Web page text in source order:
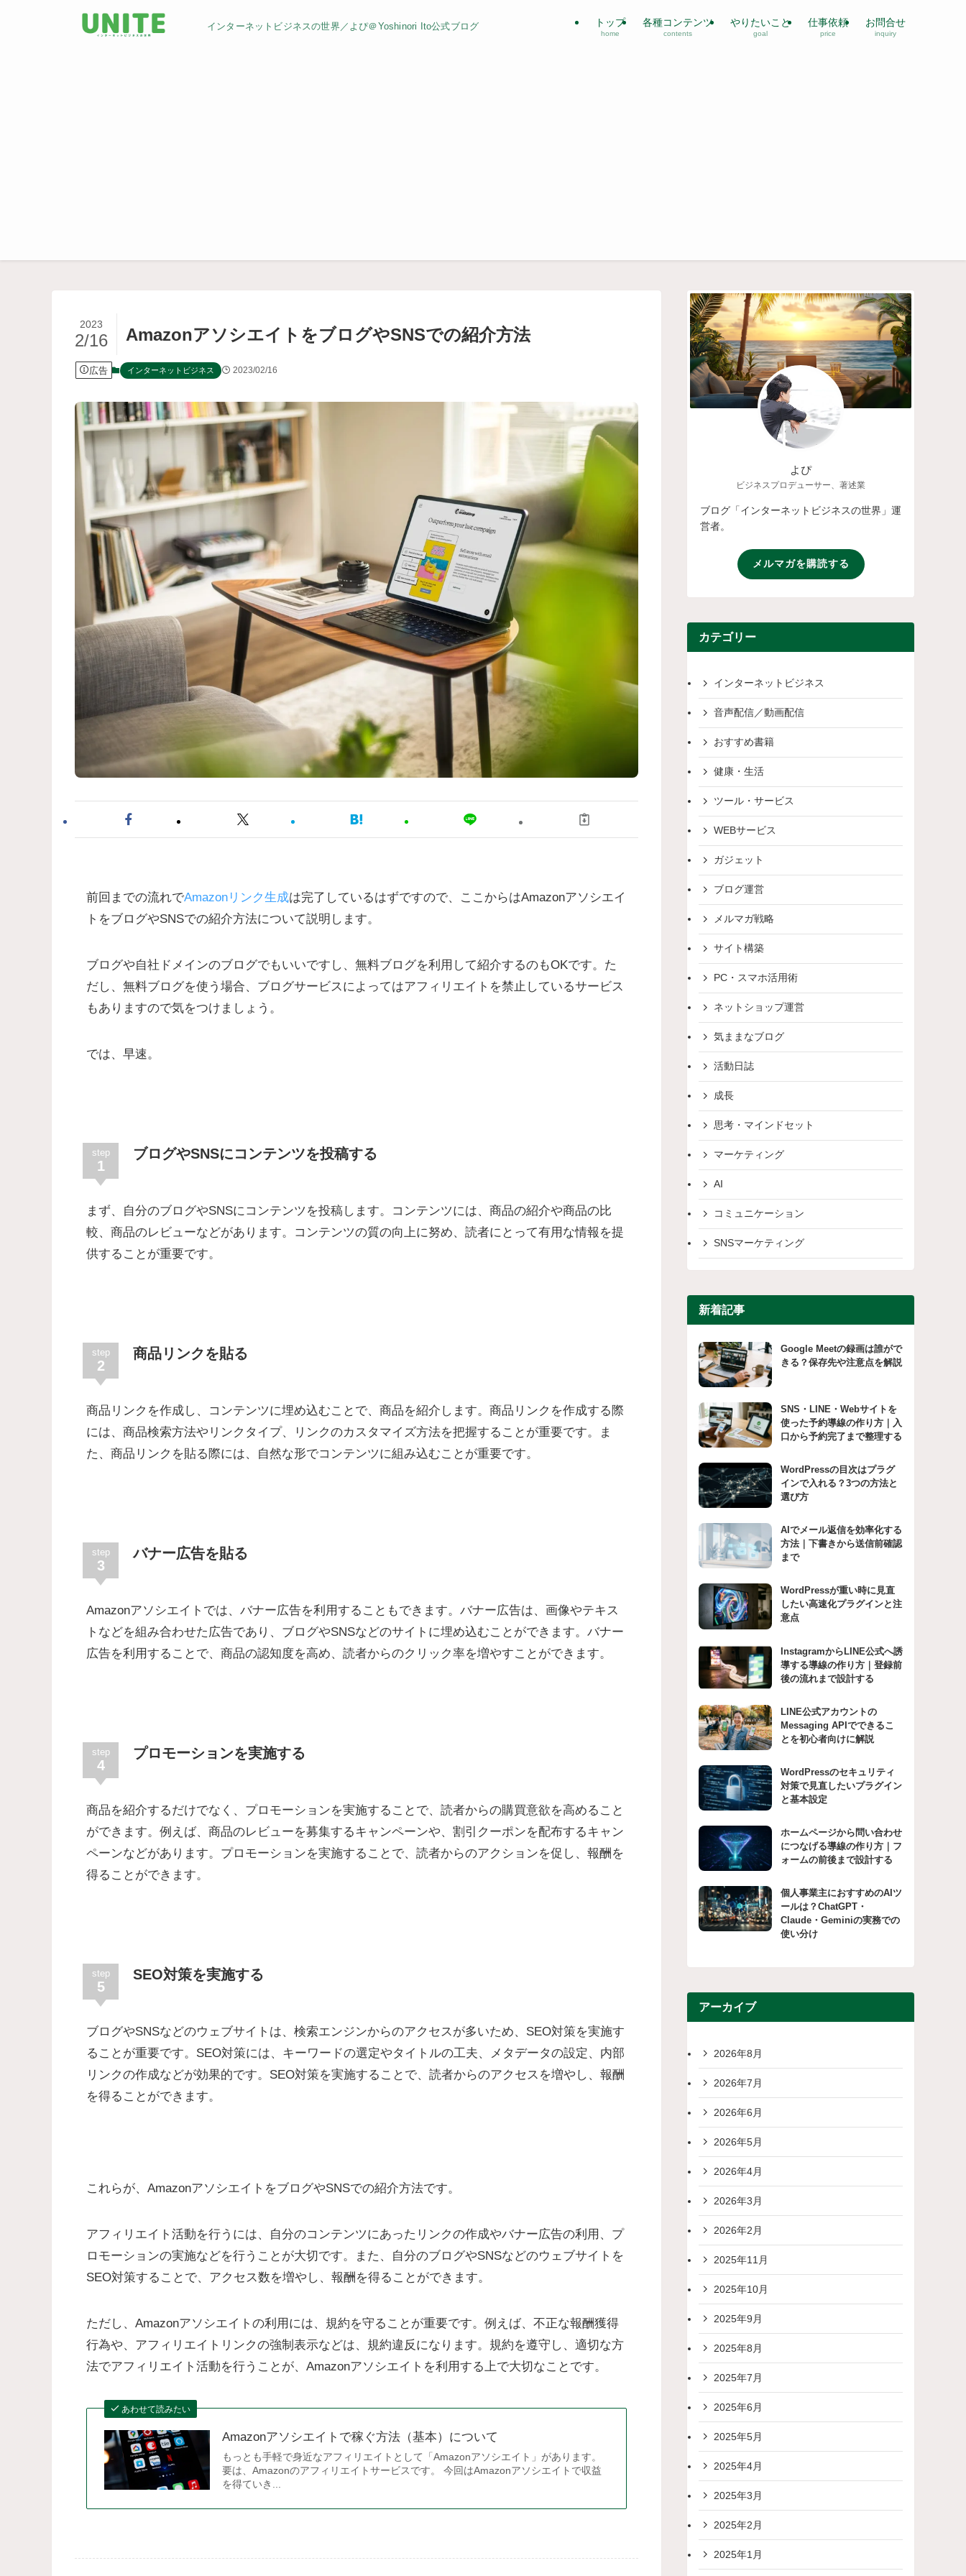
インターネットビジネスの世界／よぴ＠Yoshinori Ito公式ブログ トップ
home
各種コンテンツ
contents
やりたいこと
goal
仕事依頼
price
お問合せ
inquiry
AmazonアソシエイトをブログやSNSでの紹介方法
2023
2/16
広告 インターネットビジネス 2023/02/16
前回までの流れでAmazonリンク生成は完了しているはずですので、ここからはAmazonアソシエイ
トをブログやSNSでの紹介方法について説明します。
ブログや自社ドメインのブログでもいいですし、無料ブログを利用して紹介するのもOKです。た
だし、無料ブログを使う場合、ブログサービスによってはアフィリエイトを禁止しているサービス
もありますので気をつけましょう。
では、早速。
step
1
ブログやSNSにコンテンツを投稿する
まず、自分のブログやSNSにコンテンツを投稿します。コンテンツには、商品の紹介や商品の比
較、商品のレビューなどがあります。コンテンツの質の向上に努め、読者にとって有用な情報を提
供することが重要です。
step
2
商品リンクを貼る
商品リンクを作成し、コンテンツに埋め込むことで、商品を紹介します。商品リンクを作成する際
には、商品検索方法やリンクタイプ、リンクのカスタマイズ方法を把握することが重要です。ま
た、商品リンクを貼る際には、自然な形でコンテンツに組み込むことが重要です。
step
3
バナー広告を貼る
Amazonアソシエイトでは、バナー広告を利用することもできます。バナー広告は、画像やテキス
トなどを組み合わせた広告であり、ブログやSNSなどのサイトに埋め込むことができます。バナー
広告を利用することで、商品の認知度を高め、読者からのクリック率を増やすことができます。
step
4
プロモーションを実施する
商品を紹介するだけでなく、プロモーションを実施することで、読者からの購買意欲を高めること
ができます。例えば、商品のレビューを募集するキャンペーンや、割引クーポンを配布するキャン
ペーンなどがあります。プロモーションを実施することで、読者からのアクションを促し、報酬を
得ることができます。
step
5
SEO対策を実施する
ブログやSNSなどのウェブサイトは、検索エンジンからのアクセスが多いため、SEO対策を実施す
ることが重要です。SEO対策には、キーワードの選定やタイトルの工夫、メタデータの設定、内部
リンクの作成などが効果的です。SEO対策を実施することで、読者からのアクセスを増やし、報酬
を得ることができます。
これらが、AmazonアソシエイトをブログやSNSでの紹介方法です。
アフィリエイト活動を行うには、自分のコンテンツにあったリンクの作成やバナー広告の利用、プ
ロモーションの実施などを行うことが大切です。また、自分のブログやSNSなどのウェブサイトを
SEO対策することで、アクセス数を増やし、報酬を得ることができます。
ただし、Amazonアソシエイトの利用には、規約を守ることが重要です。例えば、不正な報酬獲得
行為や、アフィリエイトリンクの強制表示などは、規約違反になります。規約を遵守し、適切な方
法でアフィリエイト活動を行うことが、Amazonアソシエイトを利用する上で大切なことです。
あわせて読みたい
Amazonアソシエイトで稼ぐ方法（基本）について
もっとも手軽で身近なアフィリエイトとして「Amazonアソシエイト」があります。
要は、Amazonのアフィリエイトサービスです。 今回はAmazonアソシエイトで収益
を得ていき...
よぴ
ビジネスプロデューサー、著述業
ブログ「インターネットビジネスの世界」運
営者。
メルマガを購読する
カテゴリー
インターネットビジネス
音声配信／動画配信
おすすめ書籍
健康・生活
ツール・サービス
WEBサービス
ガジェット
ブログ運営
メルマガ戦略
サイト構築
PC・スマホ活用術
ネットショップ運営
気ままなブログ
活動日誌
成長
思考・マインドセット
マーケティング
AI
コミュニケーション
SNSマーケティング
新着記事
Google Meetの録画は誰がで
きる？保存先や注意点を解説
SNS・LINE・Webサイトを
使った予約導線の作り方｜入
口から予約完了まで整理する
WordPressの目次はプラグ
インで入れる？3つの方法と
選び方
AIでメール返信を効率化する
方法｜下書きから送信前確認
まで
WordPressが重い時に見直
したい高速化プラグインと注
意点
InstagramからLINE公式へ誘
導する導線の作り方｜登録前
後の流れまで設計する
LINE公式アカウントの
Messaging APIでできるこ
とを初心者向けに解説
WordPressのセキュリティ
対策で見直したいプラグイン
と基本設定
ホームページから問い合わせ
につなげる導線の作り方｜フ
ォームの前後まで設計する
個人事業主におすすめのAIツ
ールは？ChatGPT・
Claude・Geminiの実務での
使い分け
アーカイブ
2026年8月
2026年7月
2026年6月
2026年5月
2026年4月
2026年3月
2026年2月
2025年11月
2025年10月
2025年9月
2025年8月
2025年7月
2025年6月
2025年5月
2025年4月
2025年3月
2025年2月
2025年1月